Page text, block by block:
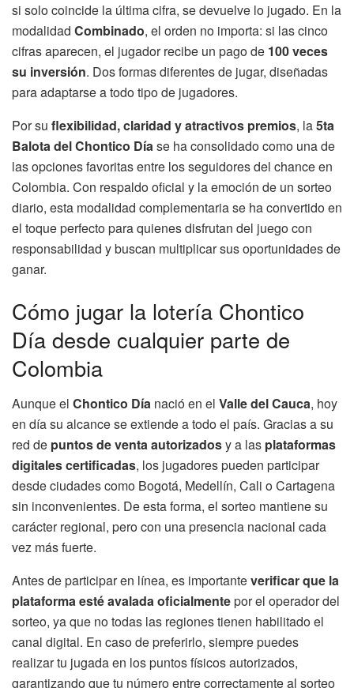
si solo coincide la última cifra, se devuelve lo jugado. En la
modalidad Combinado, el orden no importa: si las cinco
cifras aparecen, el jugador recibe un pago de 100 veces
su inversión. Dos formas diferentes de jugar, diseñadas
para adaptarse a todo tipo de jugadores.
Por su flexibilidad, claridad y atractivos premios, la5ta
Balota del Chontico Díase ha consolidado como una de
las opciones favoritas entre los seguidores del chance en
Colombia. Con respaldo oficial y la emoción de un sorteo
diario, esta modalidad complementaria se ha convertido en
el toque perfecto para quienes disfrutan del juego con
responsabilidad y buscan multiplicar sus oportunidades de
ganar.
Cómo jugar la lotería Chontico
Día desde cualquier parte de
Colombia
Aunque el Chontico Día nació en el Valle del Cauca, hoy
en día su alcance se extiende a todo el país. Gracias a su
red de puntos de venta autorizadosy a las plataformas
digitales certificadas, los jugadores pueden participar
desde ciudades como Bogotá, Medellín, Cali o Cartagena
sin inconvenientes. De esta forma, el sorteo mantiene su
carácter regional, pero con una presencia nacional cada
vez más fuerte.
Antes de participar en línea, es importanteverificar que la
plataforma esté avalada oficialmentepor el operador del
sorteo, ya que no todas las regiones tienen habilitado el
canal digital. En caso de preferirlo, siempre puedes
realizar tu jugada en los puntos físicos autorizados,
garantizando que tu número entre correctamente al sorteo